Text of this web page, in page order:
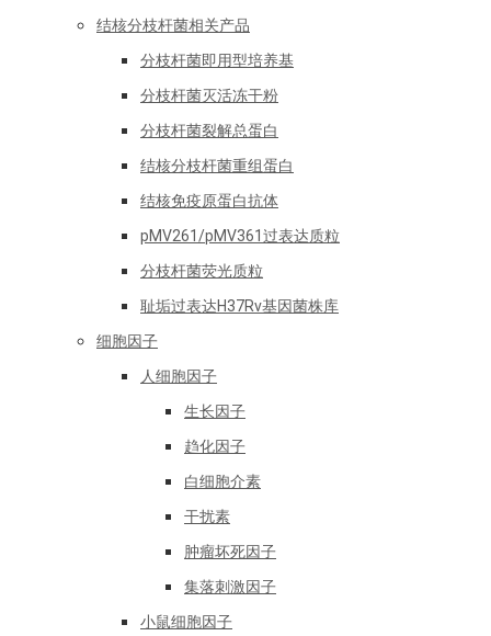
结核分枝杆菌相关产品
分枝杆菌即用型培养基
分枝杆菌灭活冻干粉
分枝杆菌裂解总蛋白
结核分枝杆菌重组蛋白
结核免疫原蛋白抗体
pMV261/pMV361过表达质粒
分枝杆菌荧光质粒
耻垢过表达H37Rv基因菌株库
细胞因子
人细胞因子
生长因子
趋化因子
白细胞介素
干扰素
肿瘤坏死因子
集落刺激因子
小鼠细胞因子